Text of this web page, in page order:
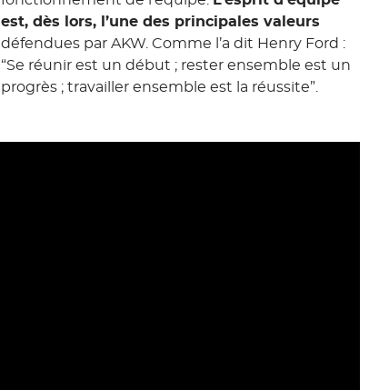
est, dès lors, l’une des principales valeurs
défendues par AKW. Comme l’a dit Henry Ford :
“Se réunir est un début ; rester ensemble est un
progrès ; travailler ensemble est la réussite”.